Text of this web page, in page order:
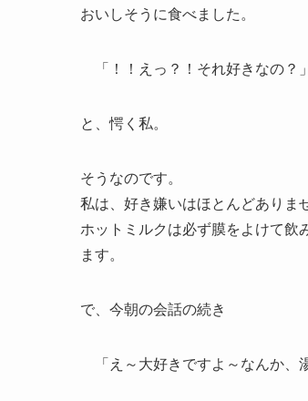
おいしそうに食べました。
「！！えっ？！それ好きなの？」
と、愕く私。
そうなのです。
私は、好き嫌いはほとんどありま
ホットミルクは必ず膜をよけて飲
ます。
で、今朝の会話の続き
「え～大好きですよ～なんか、